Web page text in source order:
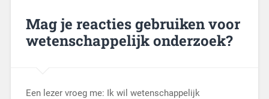
Mag je reacties gebruiken voor
wetenschappelijk onderzoek?
Een lezer vroeg me: Ik wil wetenschappelijk